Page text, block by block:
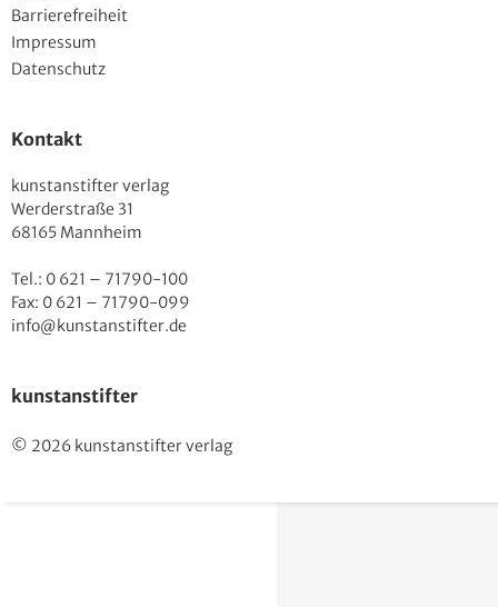
Barrierefreiheit
Impressum
Datenschutz
Kontakt
kunstanstifter verlag
Werderstraße 31
68165 Mannheim
Tel.: 0 621 – 71790-100
Fax: 0 621 – 71790-099
info@kunstanstifter.de
kunstanstifter
© 2026 kunstanstifter verlag